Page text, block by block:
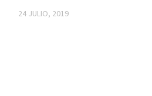
24 JULIO, 2019